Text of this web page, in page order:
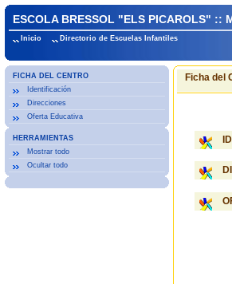
ESCOLA BRESSOL "ELS PICAROLS" ::
Inicio Directorio de Escuelas Infantiles
FICHA DEL CENTRO
Identificación
Direcciones
Oferta Educativa
HERRAMIENTAS
Mostrar todo
Ocultar todo
Ficha del